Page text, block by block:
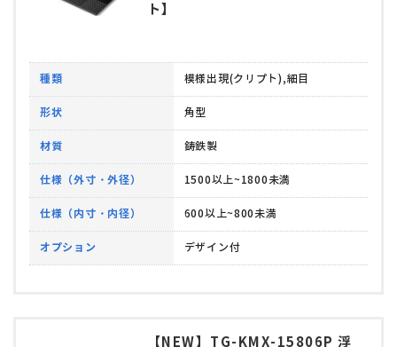
ト】
種類 模様出現(クリプト),細目
形状 角型
材質 鋳鉄製
仕様（外寸・外径） 1500以上~1800未満
仕様（内寸・内径） 600以上~800未満
オプション デザイン付
【NEW】TG-KMX-15806P 浮